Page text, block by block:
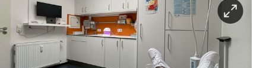
sport
berlin
nord